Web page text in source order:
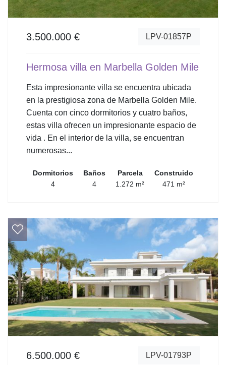
3.500.000 € LPV-01857P
Hermosa villa en Marbella Golden Mile
Esta impresionante villa se encuentra ubicada
en la prestigiosa zona de Marbella Golden Mile.
Cuenta con cinco dormitorios y cuatro baños,
estas villa ofrecen un impresionante espacio de
vida . En el interior de la villa, se encuentran
numerosas...
Dormitorios
4
Baños
4
Parcela
1.272 m²
Construido
471 m²
6.500.000 € LPV-01793P